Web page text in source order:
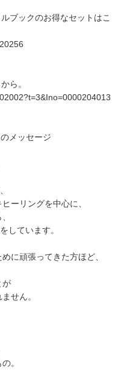
ブックのお得なセットはこ
ら。
メッセージ
ーリングを中心に、
しています。
に頑張ってきた方ほど、
が
せん。
。